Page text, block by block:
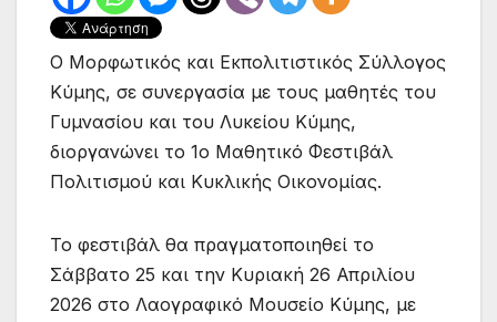
Ο Μορφωτικός και Εκπολιτιστικός Σύλλογος
Κύμης, σε συνεργασία με τους μαθητές του
Γυμνασίου και του Λυκείου Κύμης,
διοργανώνει το 1ο Μαθητικό Φεστιβάλ
Πολιτισμού και Κυκλικής Οικονομίας.
Το φεστιβάλ θα πραγματοποιηθεί το
Σάββατο 25 και την Κυριακή 26 Απριλίου
2026 στο Λαογραφικό Μουσείο Κύμης, με